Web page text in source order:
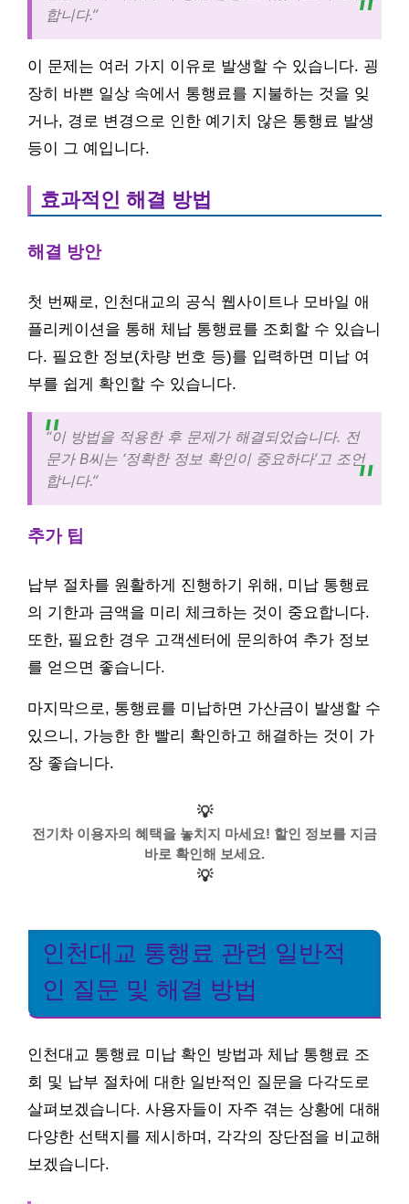
합니다.”
이 문제는 여러 가지 이유로 발생할 수 있습니다. 굉
장히 바쁜 일상 속에서 통행료를 지불하는 것을 잊
거나, 경로 변경으로 인한 예기치 않은 통행료 발생
등이 그 예입니다.
효과적인 해결 방법
해결 방안
첫 번째로, 인천대교의 공식 웹사이트나 모바일 애
플리케이션을 통해 체납 통행료를 조회할 수 있습니
다. 필요한 정보(차량 번호 등)를 입력하면 미납 여
부를 쉽게 확인할 수 있습니다.
“이 방법을 적용한 후 문제가 해결되었습니다. 전
문가 B씨는 ‘정확한 정보 확인이 중요하다’고 조언
합니다.”
추가 팁
납부 절차를 원활하게 진행하기 위해, 미납 통행료
의 기한과 금액을 미리 체크하는 것이 중요합니다.
또한, 필요한 경우 고객센터에 문의하여 추가 정보
를 얻으면 좋습니다.
마지막으로, 통행료를 미납하면 가산금이 발생할 수
있으니, 가능한 한 빨리 확인하고 해결하는 것이 가
장 좋습니다.
💡
전기차 이용자의 혜택을 놓치지 마세요! 할인 정보를 지금
바로 확인해 보세요.
💡
인천대교 통행료 관련 일반적
인 질문 및 해결 방법
인천대교 통행료 미납 확인 방법과 체납 통행료 조
회 및 납부 절차에 대한 일반적인 질문을 다각도로
살펴보겠습니다. 사용자들이 자주 겪는 상황에 대해
다양한 선택지를 제시하며, 각각의 장단점을 비교해
보겠습니다.